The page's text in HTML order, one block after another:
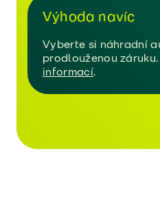
Výhoda navíc
Vyberte si náhradní
prodlouženou záruku.
informací.